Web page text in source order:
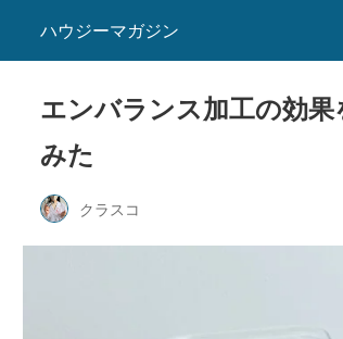
ハウジーマガジン
エンバランス加工の効
みた
クラスコ